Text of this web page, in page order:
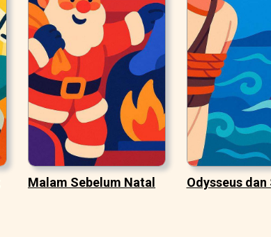
Malam Sebelum Natal Odysseus dan